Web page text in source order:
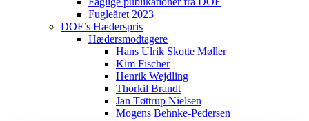
Fugleåret 2023
DOF’s Hæderspris
Hædersmodtagere
Hans Ulrik Skotte Møller
Kim Fischer
Henrik Wejdling
Thorkil Brandt
Jan Tøttrup Nielsen
Mogens Behnke-Pedersen